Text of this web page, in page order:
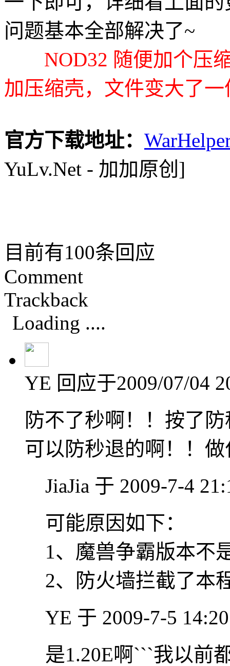
问题基本全部解决了~
NOD32 随便加个压
加压缩壳，文件变大了
官方下载地址：
YuLv.Net - 加加原创]
目前有100条回应
Comment
Trackback
Loading ....
YE 回应于2009/07/04
防不了秒啊！！按了
可以防秒退的啊！！
JiaJia 于 2009-7-4
可能原因如下：
1、魔兽争霸版本不
2、防火墙拦截了本
YE 于 2009-7-5
是1.20E啊```我以前